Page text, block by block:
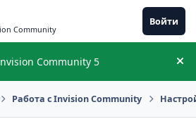
Community
Войти
Community 5
Работа с Invision Community